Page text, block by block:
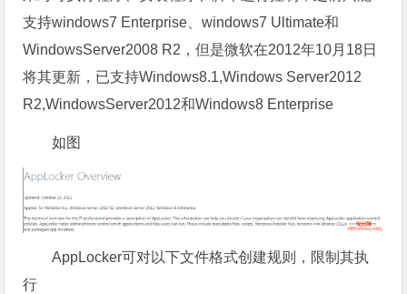
支持windows7 Enterprise、windows7 Ultimate和
WindowsServer2008 R2，但是微软在2012年10月18日
将其更新，已支持Windows8.1,Windows Server2012
R2,WindowsServer2012和Windows8 Enterprise
如图
AppLocker可对以下文件格式创建规则，限制其执
行